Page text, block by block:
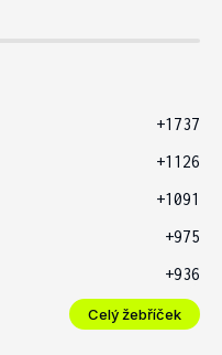
+1737
+1126
+1091
+975
+936
Celý žebříček